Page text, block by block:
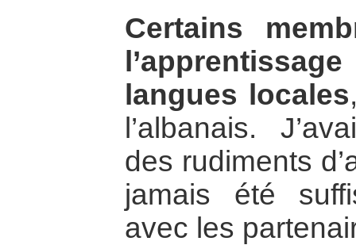
Certains
langues locales
l’albanais.
des rudiments
jamais été
avec les